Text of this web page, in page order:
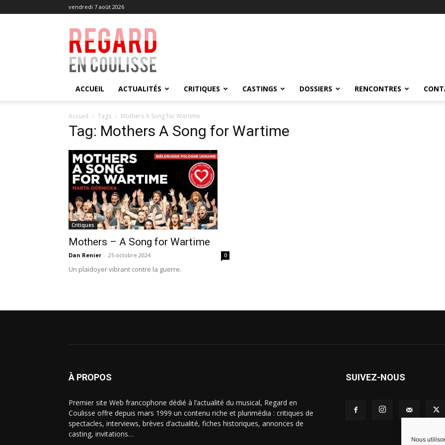
Nous
vendredi 7 août 2026
Regard
en
Coulisse
ACCUEIL ACTUALITÉS CRITIQUES CASTINGS DOSSIERS RENCONTRES
Accueil Tags Mothers A Song for Wartime
Tag: Mothers A Song for Wartime
Critiques
Mothers – A Song for Wartime
Dan Renier - 25 octobre 2024 0
Un plaidoyer vibrant contre la guerre.
À PROPOS
Premier site Web francophone dédié à l’actualité du musical, Regard en
Coulisse offre depuis mars 1999 un contenu riche et plurimédia : critiques de
spectacles, interviews, brèves d’actualité, fiches historiques, annonces de
casting, invitations…
SUIVEZ-NOUS